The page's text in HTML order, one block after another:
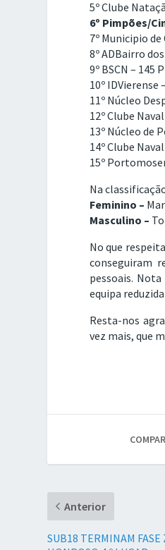
5º Clube
6º Pimpões/
7º Municipio
8º ADBairro
9º BSCN – 145
10º IDVierense
11º Núcleo
12º Clube
13º Núcleo de
14º Clube
15º
Na
Feminino –
Masculino –
No que
conseguiram
pessoais.
equipa
Resta-nos
vez mais, que
Anterior
SUB18 TERMINAM